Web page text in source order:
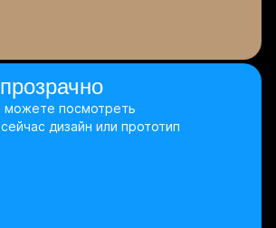
прозрачно
посмотреть
дизайн или прототип